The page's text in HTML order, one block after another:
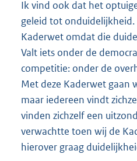
Ik vind ook dat het
geleid tot
Kaderwet omdat die
Valt iets onder de
competitie: onder de
Met deze Kaderwet gaan
maar iedereen vindt
vinden zichzelf een
verwachtte toen wij de
hierover graag